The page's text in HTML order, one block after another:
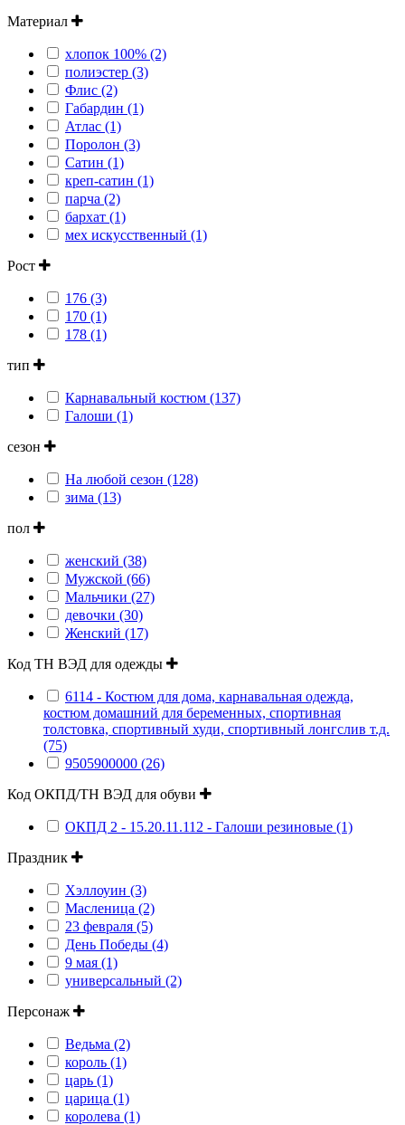
Материал
хлопок 100% (2)
полиэстер (3)
Флис (2)
Габардин (1)
Атлас (1)
Поролон (3)
Сатин (1)
креп-сатин (1)
парча (2)
бархат (1)
мех искусственный (1)
Рост
176 (3)
170 (1)
178 (1)
тип
Карнавальный костюм (137)
Галоши (1)
сезон
На любой сезон (128)
зима (13)
пол
женский (38)
Мужской (66)
Мальчики (27)
девочки (30)
Женский (17)
Код ТН ВЭД для одежды
6114 - Костюм для дома, карнавальная одежда,
костюм домашний для беременных, спортивная
толстовка, спортивный худи, спортивный лонгслив т.д.
(75)
9505900000 (26)
Код ОКПД/ТН ВЭД для обуви
ОКПД 2 - 15.20.11.112 - Галоши резиновые (1)
Праздник
Хэллоуин (3)
Масленица (2)
23 февраля (5)
День Победы (4)
9 мая (1)
универсальный (2)
Персонаж
Ведьма (2)
король (1)
царь (1)
царица (1)
королева (1)